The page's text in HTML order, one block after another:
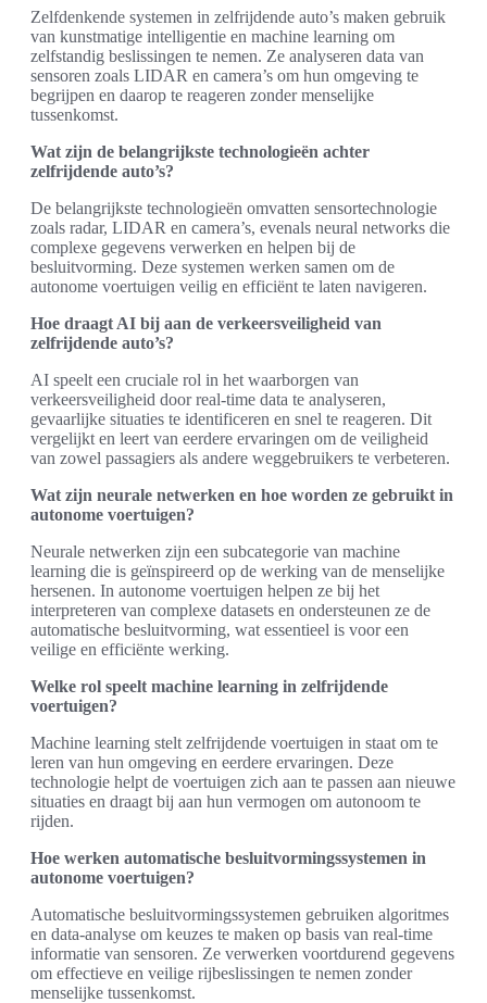
Zelfdenkende systemen in zelfrijdende auto’s maken gebruik
van kunstmatige intelligentie en machine learning om
zelfstandig beslissingen te nemen. Ze analyseren data van
sensoren zoals LIDAR en camera’s om hun omgeving te
begrijpen en daarop te reageren zonder menselijke
tussenkomst.
Wat zijn de belangrijkste technologieën achter
zelfrijdende auto’s?
De belangrijkste technologieën omvatten sensortechnologie
zoals radar, LIDAR en camera’s, evenals neural networks die
complexe gegevens verwerken en helpen bij de
besluitvorming. Deze systemen werken samen om de
autonome voertuigen veilig en efficiënt te laten navigeren.
Hoe draagt AI bij aan de verkeersveiligheid van
zelfrijdende auto’s?
AI speelt een cruciale rol in het waarborgen van
verkeersveiligheid door real-time data te analyseren,
gevaarlijke situaties te identificeren en snel te reageren. Dit
vergelijkt en leert van eerdere ervaringen om de veiligheid
van zowel passagiers als andere weggebruikers te verbeteren.
Wat zijn neurale netwerken en hoe worden ze gebruikt in
autonome voertuigen?
Neurale netwerken zijn een subcategorie van machine
learning die is geïnspireerd op de werking van de menselijke
hersenen. In autonome voertuigen helpen ze bij het
interpreteren van complexe datasets en ondersteunen ze de
automatische besluitvorming, wat essentieel is voor een
veilige en efficiënte werking.
Welke rol speelt machine learning in zelfrijdende
voertuigen?
Machine learning stelt zelfrijdende voertuigen in staat om te
leren van hun omgeving en eerdere ervaringen. Deze
technologie helpt de voertuigen zich aan te passen aan nieuwe
situaties en draagt bij aan hun vermogen om autonoom te
rijden.
Hoe werken automatische besluitvormingssystemen in
autonome voertuigen?
Automatische besluitvormingssystemen gebruiken algoritmes
en data-analyse om keuzes te maken op basis van real-time
informatie van sensoren. Ze verwerken voortdurend gegevens
om effectieve en veilige rijbeslissingen te nemen zonder
menselijke tussenkomst.